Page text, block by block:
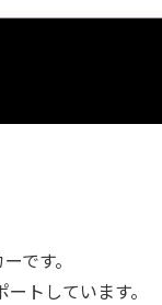
です。
トしています。